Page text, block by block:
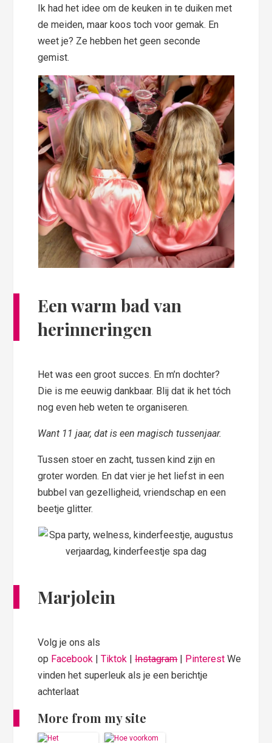
Ik had het idee om de keuken in te duiken met
de meiden, maar koos toch voor gemak. En
weet je? Ze hebben het geen seconde
gemist.
Een warm bad van
herinneringen
Het was een groot succes. En m’n dochter?
Die is me eeuwig dankbaar. Blij dat ik het tóch
nog even heb weten te organiseren.
Want 11 jaar, dat is een magisch tussenjaar.
Tussen stoer en zacht, tussen kind zijn en
groter worden. En dat vier je het liefst in een
bubbel van gezelligheid, vriendschap en een
beetje glitter.
Marjolein
Volg je ons als
op Facebook |Tiktok |Instagram| Pinterest We
vinden het superleuk als je een berichtje
achterlaat
More from my site